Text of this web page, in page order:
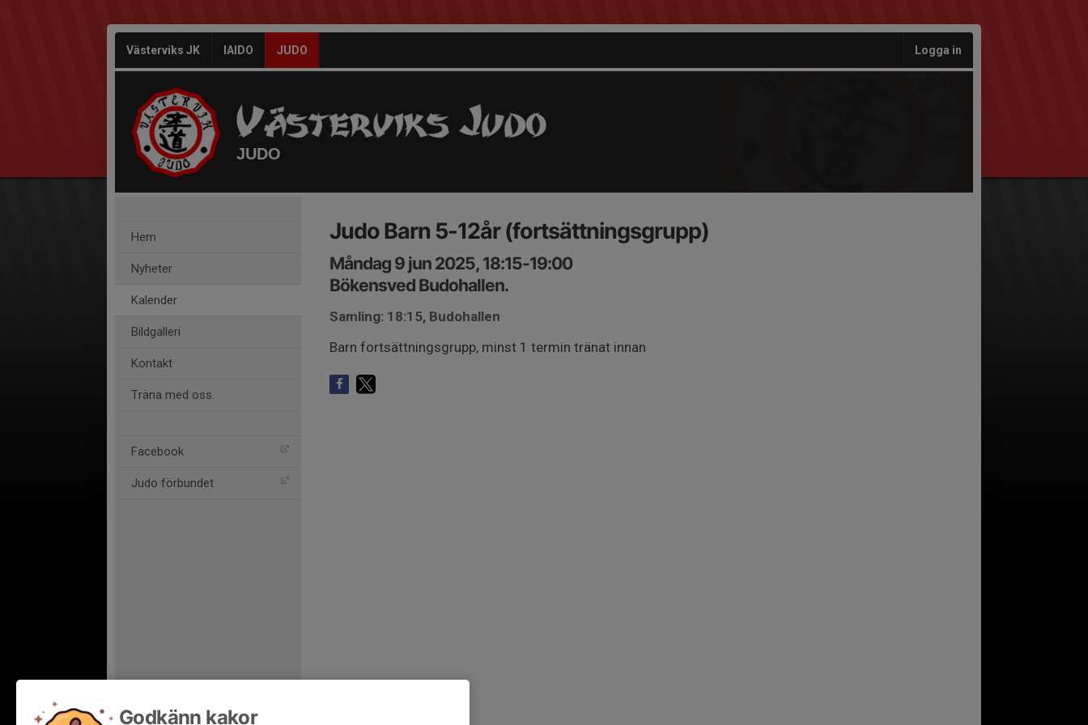
Västerviks JK IAIDO JUDO Logga in
JUDO
Hem
Nyheter
Kalender
Bildgalleri
Kontakt
Träna med oss.
Facebook
Judo förbundet
Judo Barn 5-12år (fortsättningsgrupp)
Måndag 9 jun 2025, 18:15-19:00
Bökensved Budohallen.
Samling: 18:15, Budohallen
Barn fortsättningsgrupp, minst 1 termin tränat innan
Godkänn kakor